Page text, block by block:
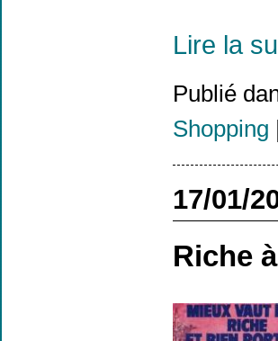
Lire la
Publié
Shopping
17/01/
Riche